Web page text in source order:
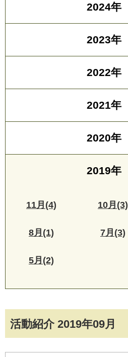
活動紹介 2019年09月
2024年
2023年
2022年
2021年
2020年
2019年
11月(4) 10月(3)
8月(1) 7月(3)
5月(2)